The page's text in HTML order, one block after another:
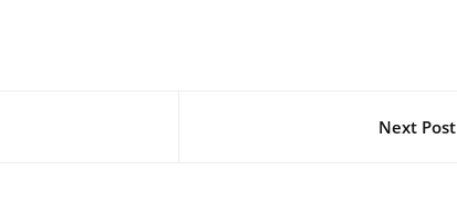
Next Post